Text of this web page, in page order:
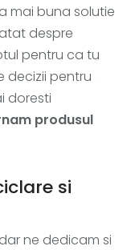
mai buna solutie
despre
pentru ca tu
decizii pentru
doresti
produsul
si
ne dedicam si